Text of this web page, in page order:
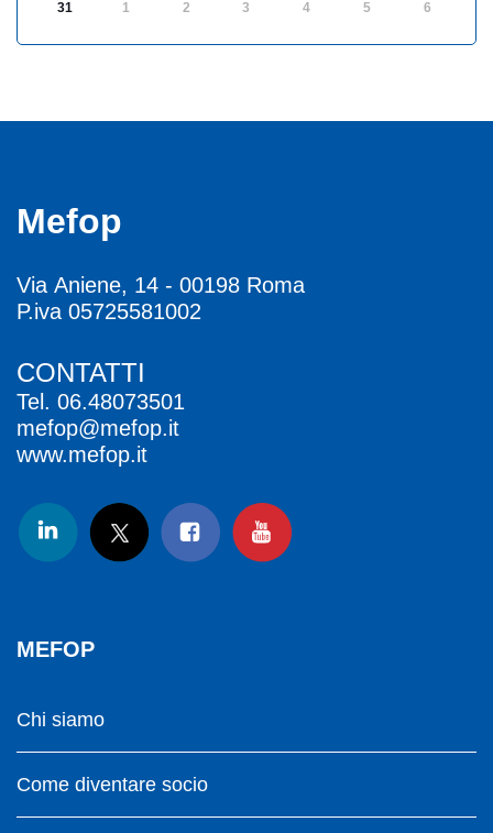
31 1 2 3 4 5 6
Mefop
Via Aniene, 14 - 00198 Roma
P.iva 05725581002
CONTATTI
Tel. 06.48073501
mefop@mefop.it
www.mefop.it
MEFOP
Chi siamo
Come diventare socio